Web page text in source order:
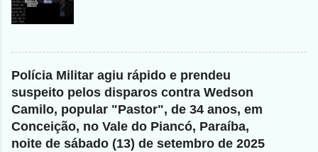
Polícia Militar agiu rápido e prendeu
suspeito pelos disparos contra Wedson
Camilo, popular "Pastor", de 34 anos, em
Conceição, no Vale do Piancó, Paraíba,
noite de sábado (13) de setembro de 2025